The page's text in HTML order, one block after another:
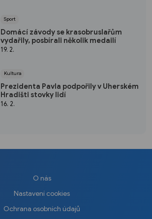
Sport
Domácí závody se krasobruslařům
vydařily, posbírali několik medailí
19. 2.
Kultura
Prezidenta Pavla podpořily v Uherském
Hradišti stovky lidí
16. 2.
O nás
Nastavení cookies
Ochrana osobních údajů